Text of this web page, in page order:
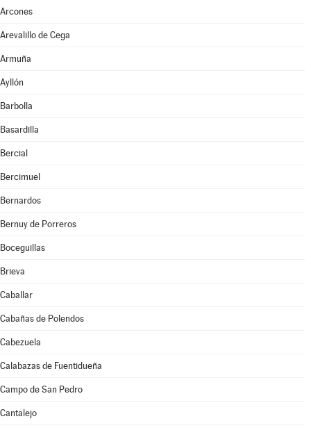
Arcones
Arevalillo de Cega
Armuña
Ayllón
Barbolla
Basardilla
Bercial
Bercimuel
Bernardos
Bernuy de Porreros
Boceguillas
Brieva
Caballar
Cabañas de Polendos
Cabezuela
Calabazas de Fuentidueña
Campo de San Pedro
Cantalejo